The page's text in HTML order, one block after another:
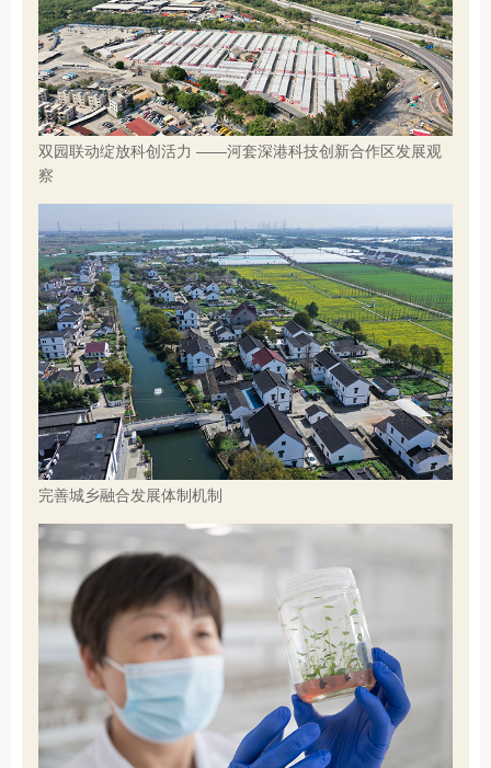
双园联动绽放科创活力 ——河套深港科技创新合作区发展观
察
完善城乡融合发展体制机制